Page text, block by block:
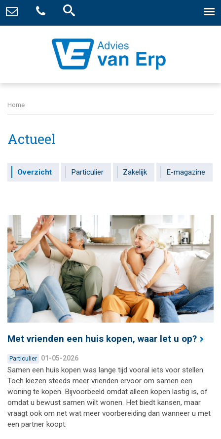
Home
Actueel
Overzicht Particulier Zakelijk E-magazine
Met vrienden een huis kopen, waar let u op?
Particulier 01-05-2026
Samen een huis kopen was lange tijd vooral iets voor stellen.
Toch kiezen steeds meer vrienden ervoor om samen een
woning te kopen. Bijvoorbeeld omdat alleen kopen lastig is, of
omdat u bewust samen wilt wonen. Het biedt kansen, maar
vraagt ook om net wat meer voorbereiding dan wanneer u met
een partner koopt.